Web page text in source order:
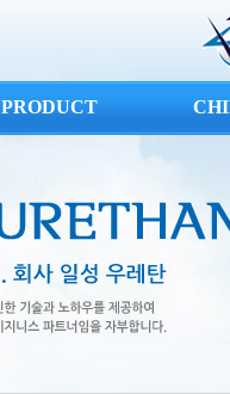
PRODUCT